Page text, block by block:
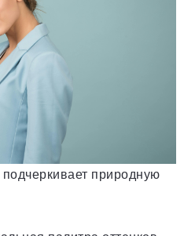
природную